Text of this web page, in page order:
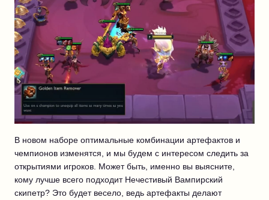
В новом наборе оптимальные комбинации артефактов и
чемпионов изменятся, и мы будем с интересом следить за
открытиями игроков. Может быть, именно вы выясните,
кому лучше всего подходит Нечестивый Вампирский
скипетр? Это будет весело, ведь артефакты делают